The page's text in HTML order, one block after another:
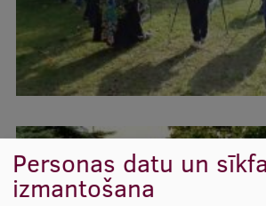
Starptautiskā sadarbība
Mobilitātes programmas
Starptautiskie projekti
Starptautiskie sadarbības partneri
Personas datu un
izmantošana